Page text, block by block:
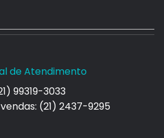
de Atendimento
99319-3033
(21) 2437-9295